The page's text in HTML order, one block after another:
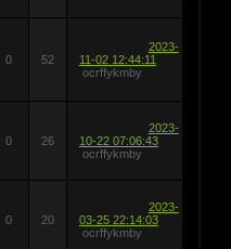
0 52
2023-
11-02 12:44:11
ocrffykmby
0 26
2023-
10-22 07:06:43
ocrffykmby
0
20
2023-
03-25 22:14:03
ocrffykmby